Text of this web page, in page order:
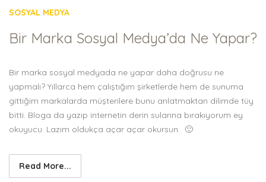
SOSYAL MEDYA
Bir Marka Sosyal Medya’da Ne Yapar?
Bir marka sosyal medyada ne yapar daha doğrusu ne
yapmalı? Yıllarca hem çalıştığım şirketlerde hem de sunuma
gittiğim markalarda müşterilere bunu anlatmaktan dilimde tüy
bitti. Bloga da yazıp internetin derin sularına bırakıyorum ey
okuyucu. Lazım oldukça açar açar okursun. 🙂
Read More...